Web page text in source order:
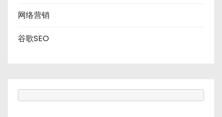
网络营销
谷歌SEO